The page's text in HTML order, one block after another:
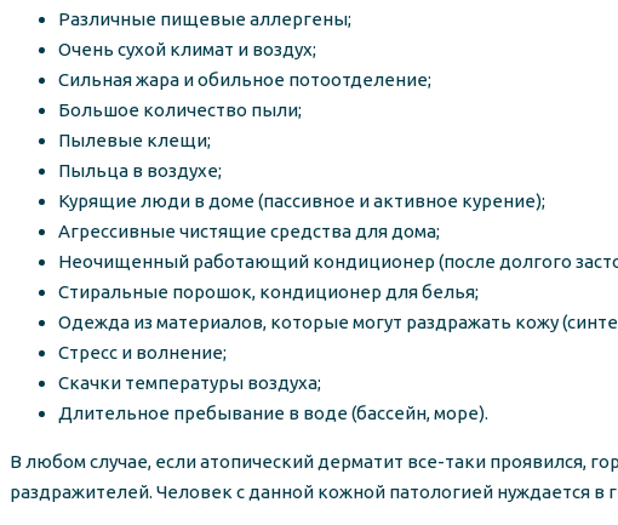
Различные пищевые аллергены;
Очень сухой климат и воздух;
Сильная жара и обильное потоотделение;
Большое количество пыли;
Пылевые клещи;
Пыльца в воздухе;
Курящие люди в доме (пассивное и активное курение);
Агрессивные чистящие средства для дома;
Неочищенный работающий кондиционер (после долгого
Стиральные порошок, кондиционер для белья;
Одежда из материалов, которые могут раздражать кожу
Стресс и волнение;
Скачки температуры воздуха;
Длительное пребывание в воде (бассейн, море).
В любом случае, если атопический дерматит все-таки проявился,
раздражителей. Человек с данной кожной патологией нуждается